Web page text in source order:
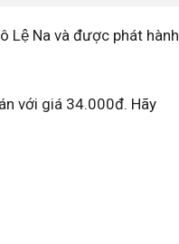
Lệ Na và được phát hành
với giá 34.000đ. Hãy